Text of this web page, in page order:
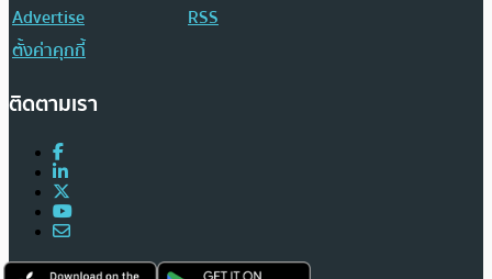
Advertise
RSS
ตั้งค่าคุกกี้
ติดตามเรา